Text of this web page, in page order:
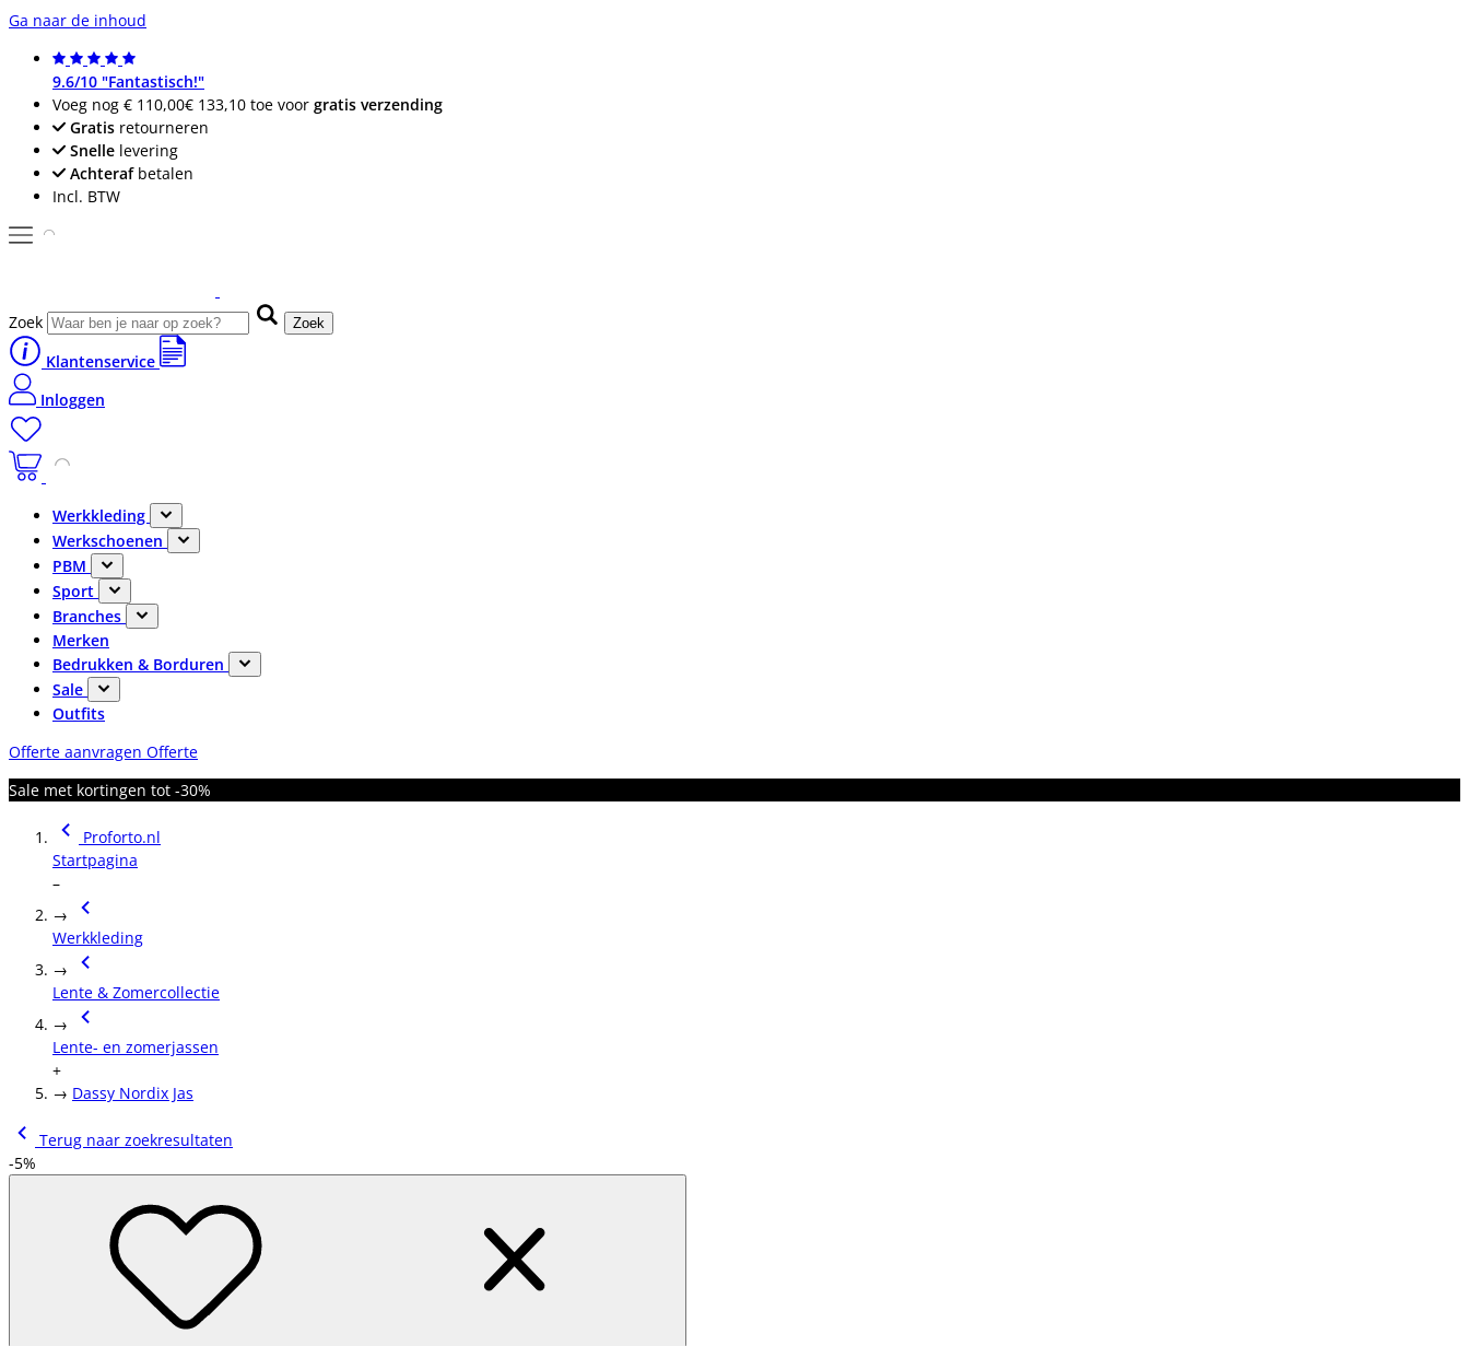
Ga naar de inhoud
9.6/10 "Fantastisch!"
Voeg nog € 110,00€ 133,10 toe voor gratis verzending
Gratis retourneren
Snelle levering
Achterafbetalen
Incl. BTW
Zoek Zoek
Klantenservice
Inloggen
Werkkleding
Werkschoenen
PBM
Sport
Branches
Merken
Bedrukken & Borduren
Sale
Outfits
Offerte aanvragen Offerte
Sale met kortingen tot -30%
Proforto.nl
Startpagina
–
→
Werkkleding
→
Lente & Zomercollectie
→
Lente- en zomerjassen
+
→ Dassy Nordix Jas
Terug naar zoekresultaten
-5%